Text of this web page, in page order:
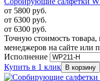
от 5800 руб.
от 6300 руб.
от 6300 руб.
Точную стоимость товара,
менеджеров на сайте или
Исполнение
Купить в 1 клик